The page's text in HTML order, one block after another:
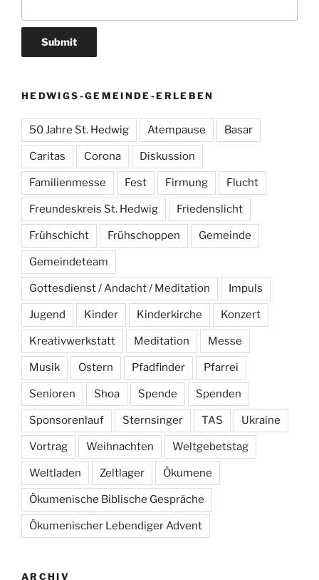
HEDWIGS-GEMEINDE-ERLEBEN
50 Jahre St. Hedwig Atempause Basar
Caritas Corona Diskussion
Familienmesse Fest Firmung Flucht
Freundeskreis St. Hedwig Friedenslicht
Frühschicht Frühschoppen Gemeinde
Gemeindeteam
Gottesdienst / Andacht / Meditation Impuls
Jugend Kinder Kinderkirche Konzert
Kreativwerkstatt Meditation Messe
Musik Ostern Pfadfinder Pfarrei
Senioren Shoa Spende Spenden
Sponsorenlauf Sternsinger TAS Ukraine
Vortrag Weihnachten Weltgebetstag
Weltladen Zeltlager Ökumene
Ökumenische Biblische Gespräche
Ökumenischer Lebendiger Advent
ARCHIV